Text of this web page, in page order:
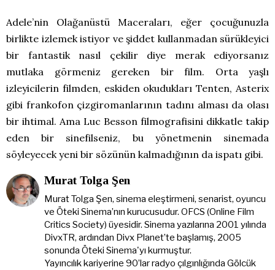
Adele’nin Olağanüstü Maceraları, eğer çocuğunuzla
birlikte izlemek istiyor ve şiddet kullanmadan sürükleyici
bir fantastik nasıl çekilir diye merak ediyorsanız
mutlaka görmeniz gereken bir film. Orta yaşlı
izleyicilerin filmden, eskiden okudukları Tenten, Asterix
gibi frankofon çizgiromanlarının tadını alması da olası
bir ihtimal. Ama Luc Besson filmografisini dikkatle takip
eden bir sinefilseniz, bu yönetmenin sinemada
söyleyecek yeni bir sözünün kalmadığının da ispatı gibi.
Murat Tolga Şen
Murat Tolga Şen, sinema eleştirmeni, senarist, oyuncu
ve Öteki Sinema’nın kurucusudur. OFCS (Online Film
Critics Society) üyesidir. Sinema yazılarına 2001 yılında
DivxTR, ardından Divx Planet’te başlamış, 2005
sonunda Öteki Sinema'yı kurmuştur.
Yayıncılık kariyerine 90’lar radyo çılgınlığında Gölcük